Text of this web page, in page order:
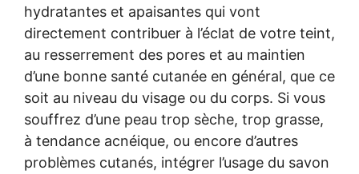
hydratantes et apaisantes qui vont
directement contribuer à l’éclat de votre teint,
au resserrement des pores et au maintien
d’une bonne santé cutanée en général, que ce
soit au niveau du visage ou du corps. Si vous
souffrez d’une peau trop sèche, trop grasse,
à tendance acnéique, ou encore d’autres
problèmes cutanés, intégrer l’usage du savon